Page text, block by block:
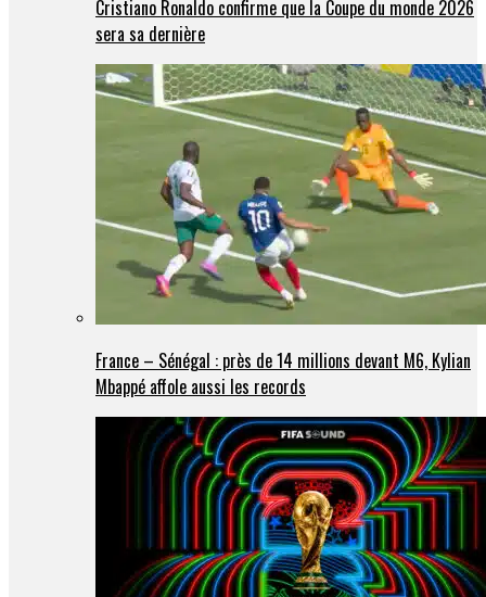
Cristiano Ronaldo confirme que la Coupe du monde 2026
sera sa dernière
France – Sénégal : près de 14 millions devant M6, Kylian
Mbappé affole aussi les records